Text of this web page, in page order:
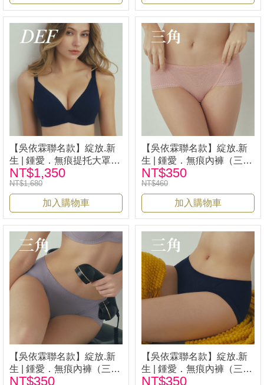
【吳依霖聯名款】綻放.新
生 | 鍾愛．無痕提托大罩杯
內衣 -藍| iLina 璦琳娜內衣
33528
NT$1,350
NT$1,680
加入購物車
【吳依霖聯名款】綻放.新
生 | 鍾愛．無痕內褲（三角
／平口）－粉 | iLina 璦琳
娜內衣33528
NT$350
NT$460
加入購物車
【吳依霖聯名款】綻放.新
生 | 鍾愛．無痕內褲（三角
／平口）－紫 | iLina 璦琳
NT$350
【吳依霖聯名款】綻放.新
生 | 鍾愛．無痕內褲（三角
／平口）－藍 | iLina 璦琳
NT$350